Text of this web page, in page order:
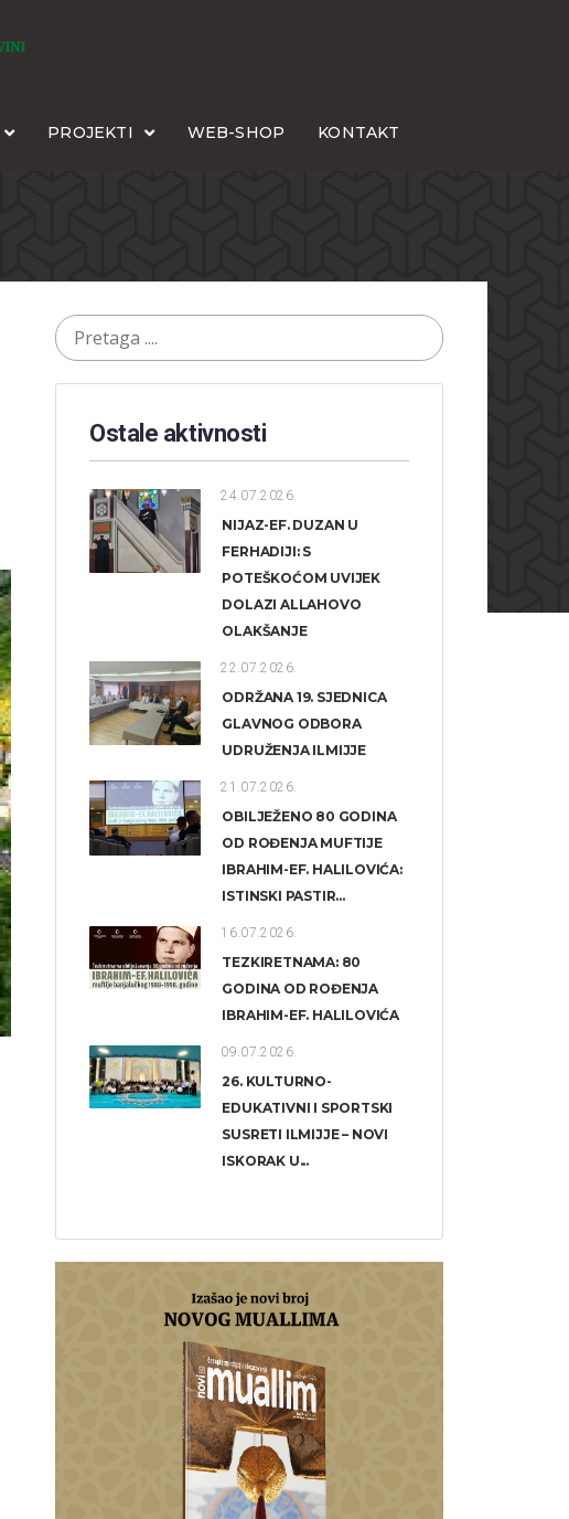
PROJEKTI WEB-SHOP KONTAKT
Ostale aktivnosti
24.07.2026.
NIJAZ-EF. DUZAN U
FERHADIJI: S
POTEŠKOĆOM UVIJEK
DOLAZI ALLAHOVO
OLAKŠANJE
22.07.2026.
ODRŽANA 19. SJEDNICA
GLAVNOG ODBORA
UDRUŽENJA ILMIJJE
21.07.2026.
OBILJEŽENO 80 GODINA
OD ROĐENJA MUFTIJE
IBRAHIM-EF. HALILOVIĆA:
ISTINSKI PASTIR...
16.07.2026.
TEZKIRETNAMA: 80
GODINA OD ROĐENJA
IBRAHIM-EF. HALILOVIĆA
09.07.2026.
26. KULTURNO-
EDUKATIVNI I SPORTSKI
SUSRETI ILMIJJE – NOVI
ISKORAK U...